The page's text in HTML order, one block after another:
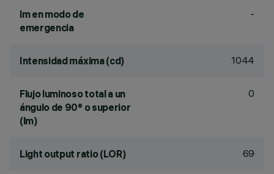
lm en modo de
emergencia
-
Intensidad máxima (cd) 1044
Flujo luminoso total a un
ángulo de 90° o superior
(lm)
0
Light output ratio (LOR) 69